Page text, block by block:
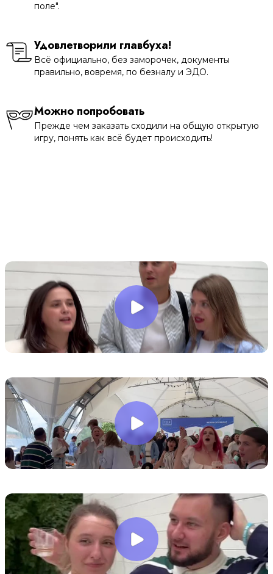
поле".
Удовлетворили главбуха!
Всё официально, без заморочек, документы
правильно, вовремя, по безналу и ЭДО.
Можно попробовать
Прежде чем заказать сходили на общую открытую
игру, понять как всё будет происходить!